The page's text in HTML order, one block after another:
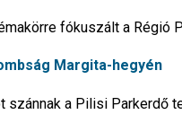
fókuszált a
Margita-hegyén
szánnak a Pilisi Parkerdő